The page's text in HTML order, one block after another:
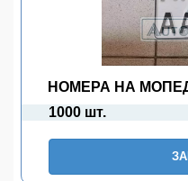
НОМЕРА НА
1000 шт.